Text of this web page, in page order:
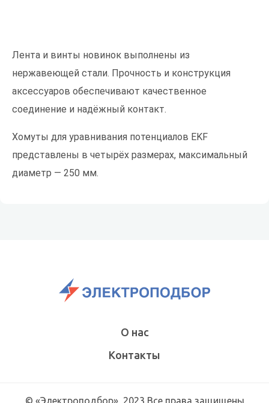
Лента и винты новинок выполнены из
нержавеющей стали. Прочность и конструкция
аксессуаров обеспечивают качественное
соединение и надёжный контакт.
Хомуты для уравнивания потенциалов EKF
представлены в четырёх размерах, максимальный
диаметр — 250 мм.
О нас
Контакты
© «Электроподбор», 2023 Все права защищены